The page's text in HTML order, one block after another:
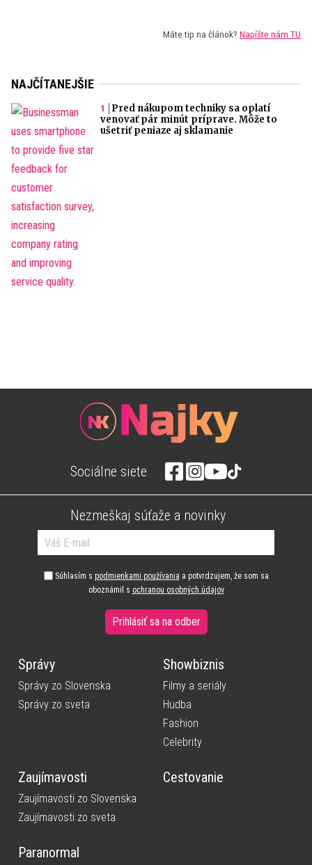
Máte tip na článok? Napíšte nám TU
NAJČÍTANEJŠIE
Pred nákupom techniky sa oplatí
venovať pár minút príprave. Môže to
ušetriť peniaze aj sklamanie
Sociálne siete
Nezmeškaj súťaže a novinky
Súhlasím s podmienkami používania a potvrdzujem, že som sa
oboznámil s ochranou osobných údajov
Prihlásiť sa na odber
Správy
Správy zo Slovenska
Správy zo sveta
Showbiznis
Filmy a seriály
Hudba
Fashion
Celebrity
Zaujímavosti
Zaujímavosti zo Slovenska
Zaujímavosti zo sveta
Cestovanie
Paranormal